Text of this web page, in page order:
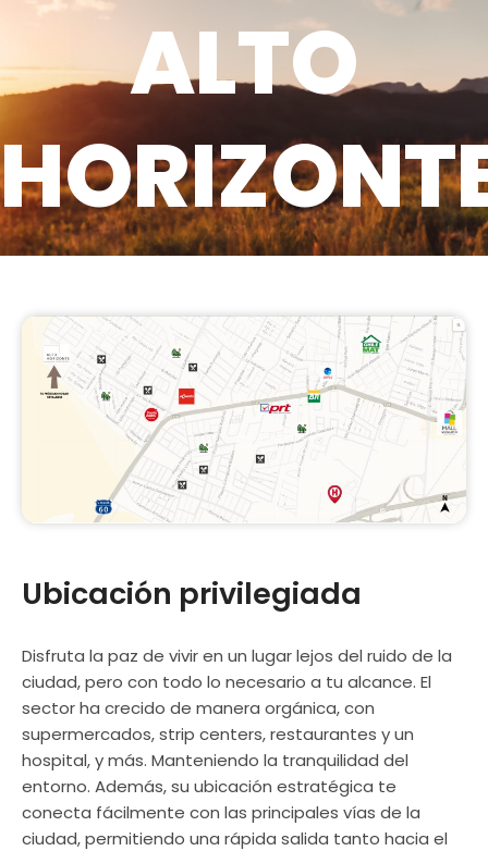
ALTO
Ubicación privilegiada
Disfruta la paz de vivir en un lugar lejos del ruido de la
ciudad, pero con todo lo necesario a tu alcance. El
sector ha crecido de manera orgánica, con
supermercados, strip centers, restaurantes y un
hospital, y más. Manteniendo la tranquilidad del
entorno. Además, su ubicación estratégica te
conecta fácilmente con las principales vías de la
ciudad, permitiendo una rápida salida tanto hacia el